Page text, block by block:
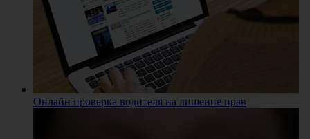
Онлайн проверка водителя на лишение прав